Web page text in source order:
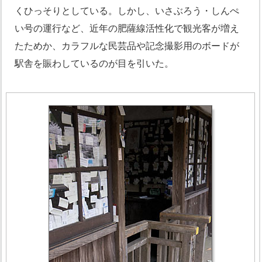
くひっそりとしている。しかし、いさぶろう・しんぺ
い号の運行など、近年の肥薩線活性化で観光客が増え
たためか、カラフルな民芸品や記念撮影用のボードが
駅舎を賑わしているのが目を引いた。